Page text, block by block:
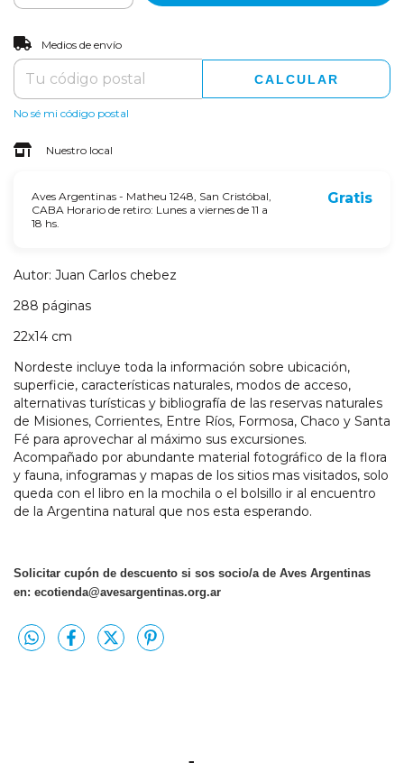
Entregas para el CP:
Medios de envío
CALCULAR
No sé mi código postal
Nuestro local
Aves Argentinas - Matheu 1248, San Cristóbal,
CABA Horario de retiro: Lunes a viernes de 11 a
18 hs.
Gratis
Autor: Juan Carlos chebez
288 páginas
22x14 cm
Nordeste incluye toda la información sobre ubicación,
superficie, características naturales, modos de acceso,
alternativas turísticas y bibliografía de las reservas naturales
de Misiones, Corrientes, Entre Ríos, Formosa, Chaco y Santa
Fé para aprovechar al máximo sus excursiones.
Acompañado por abundante material fotográfico de la flora
y fauna, infogramas y mapas de los sitios mas visitados, solo
queda con el libro en la mochila o el bolsillo ir al encuentro
de la Argentina natural que nos esta esperando.
Solicitar cupón de descuento si sos socio/a de Aves Argentinas
en: ecotienda@avesargentinas.org.ar